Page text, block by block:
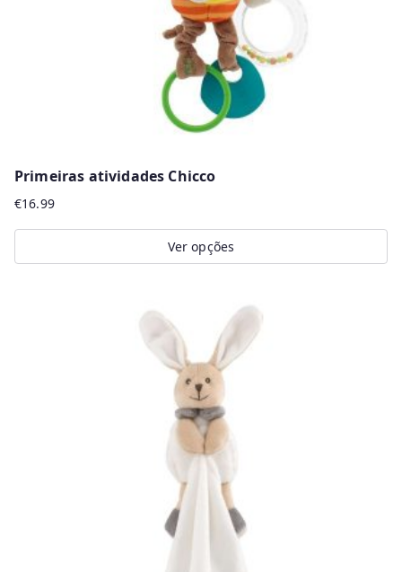
Primeiras atividades Chicco
€16.99
Ver opções